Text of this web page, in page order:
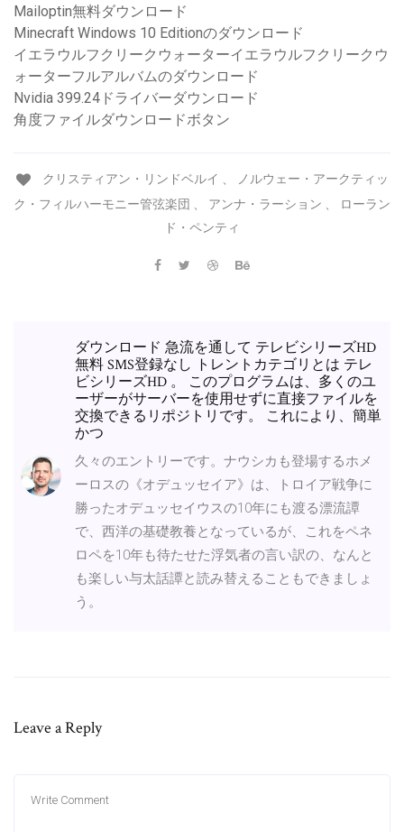
Mailoptin無料ダウンロード
Minecraft Windows 10 Editionのダウンロード
イエラウルフクリークウォーターイエラウルフクリークウ
ォーターフルアルバムのダウンロード
Nvidia 399.24ドライバーダウンロード
角度ファイルダウンロードボタン
クリスティアン・リンドベルイ 、 ノルウェー・アークティッ
ク・フィルハーモニー管弦楽団 、 アンナ・ラーション 、 ローラン
ド・ペンティ
ダウンロード 急流を通して テレビシリーズHD
無料 SMS登録なし トレントカテゴリとは テレ
ビシリーズHD 。 このプログラムは、多くのユ
ーザーがサーバーを使用せずに直接ファイルを
交換できるリポジトリです。 これにより、簡単
かつ
久々のエントリーです。ナウシカも登場するホメ
ーロスの《オデュッセイア》は、トロイア戦争に
勝ったオデュッセイウスの10年にも渡る漂流譚
で、西洋の基礎教養となっているが、これをペネ
ロペを10年も待たせた浮気者の言い訳の、なんと
も楽しい与太話譚と読み替えることもできましょ
う。
Leave a Reply